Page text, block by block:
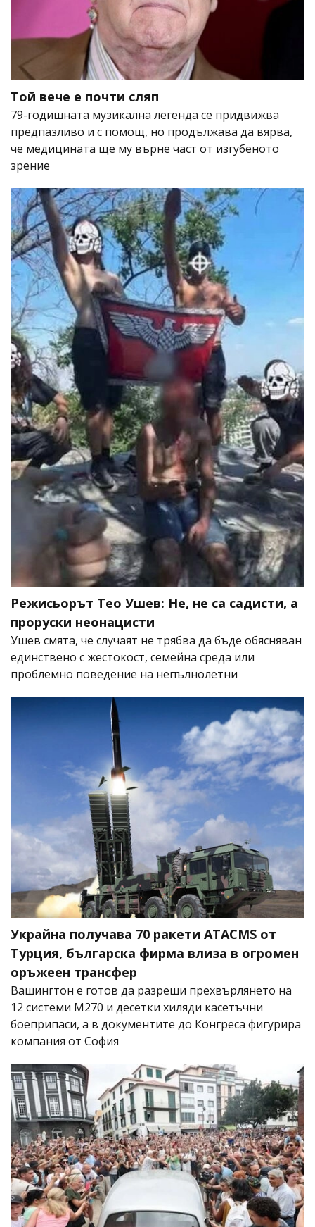
Той вече е почти сляп
79-годишната музикална легенда се придвижва
предпазливо и с помощ, но продължава да вярва,
че медицината ще му върне част от изгубеното
зрение
Режисьорът Тео Ушев: Не, не са садисти, а
проруски неонацисти
Ушев смята, че случаят не трябва да бъде обясняван
единствено с жестокост, семейна среда или
проблемно поведение на непълнолетни
Украйна получава 70 ракети ATACMS от
Турция, българска фирма влиза в огромен
оръжеен трансфер
Вашингтон е готов да разреши прехвърлянето на
12 системи M270 и десетки хиляди касетъчни
боеприпаси, а в документите до Конгреса фигурира
компания от София